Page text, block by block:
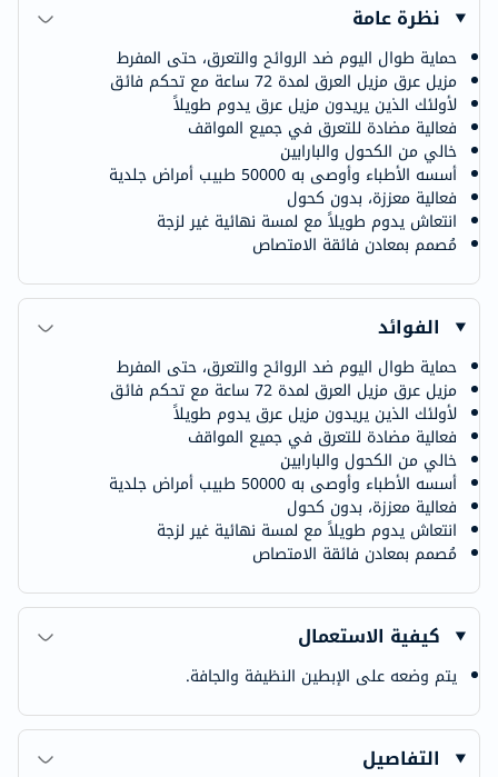
نظرة عامة
حماية طوال اليوم ضد الروائح والتعرق، حتى المفرط
مزيل عرق مزيل العرق لمدة 72 ساعة مع تحكم فائق
لأولئك الذين يريدون مزيل عرق يدوم طويلاً
فعالية مضادة للتعرق في جميع المواقف
خالي من الكحول والبارابين
أسسه الأطباء وأوصى به 50000 طبيب أمراض جلدية
فعالية معززة، بدون كحول
انتعاش يدوم طويلاً مع لمسة نهائية غير لزجة
مُصمم بمعادن فائقة الامتصاص
الفوائد
حماية طوال اليوم ضد الروائح والتعرق، حتى المفرط
مزيل عرق مزيل العرق لمدة 72 ساعة مع تحكم فائق
لأولئك الذين يريدون مزيل عرق يدوم طويلاً
فعالية مضادة للتعرق في جميع المواقف
خالي من الكحول والبارابين
أسسه الأطباء وأوصى به 50000 طبيب أمراض جلدية
فعالية معززة، بدون كحول
انتعاش يدوم طويلاً مع لمسة نهائية غير لزجة
مُصمم بمعادن فائقة الامتصاص
كيفية الاستعمال
يتم وضعه على الإبطين النظيفة والجافة.
التفاصيل